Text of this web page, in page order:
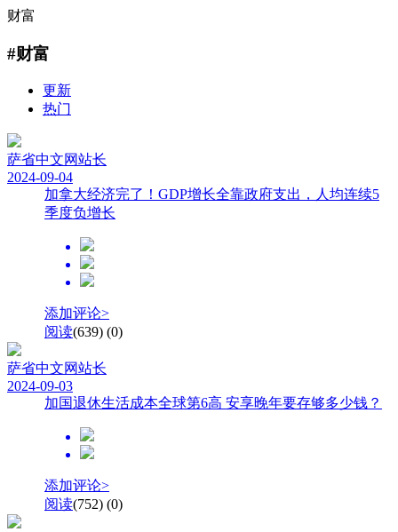
财富
#财富
更新
热门
萨省中文网站长
2024-09-04
加拿大经济完了！GDP增长全靠政府支出，人均连续5
季度负增长
添加评论>
阅读(639) (0)
萨省中文网站长
2024-09-03
加国退休生活成本全球第6高 安享晚年要存够多少钱？
添加评论>
阅读(752) (0)